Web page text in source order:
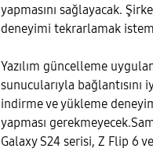
yapmasını sağlayacak.
deneyimi tekrarlamak
Yazılım güncelleme
sunucularıyla bağlantısını
indirme ve yükleme
yapması
Galaxy S24 serisi, Z Flip 6